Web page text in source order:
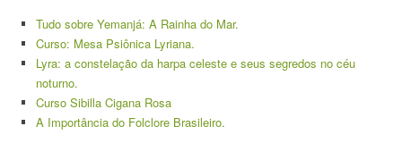
Tudo sobre Yemanjá: A Rainha do Mar.
Curso: Mesa Psiônica Lyriana.
Lyra: a constelação da harpa celeste e seus segredos no céu
noturno.
Curso Sibilla Cigana Rosa
A Importância do Folclore Brasileiro.